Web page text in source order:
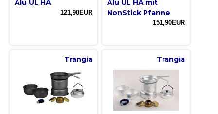
Alu UL HA
121,90EUR
Alu UL HA mit
NonStick Pfanne
151,90EUR
Trangia Trangia